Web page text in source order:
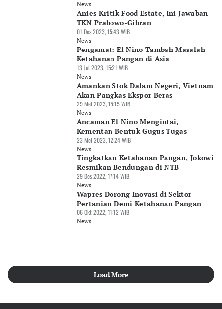
News
Anies Kritik Food Estate, Ini Jawaban
TKN Prabowo-Gibran
01 Des 2023, 15:43 WIB
News
Pengamat: El Nino Tambah Masalah
Ketahanan Pangan di Asia
13 Jul 2023, 15:21 WIB
News
Amankan Stok Dalam Negeri, Vietnam
Akan Pangkas Ekspor Beras
29 Mei 2023, 15:15 WIB
News
Ancaman El Nino Mengintai,
Kementan Bentuk Gugus Tugas
23 Mei 2023, 12:24 WIB
News
Tingkatkan Ketahanan Pangan, Jokowi
Resmikan Bendungan di NTB
29 Des 2022, 17:14 WIB
News
Wapres Dorong Inovasi di Sektor
Pertanian Demi Ketahanan Pangan
06 Okt 2022, 11:12 WIB
News
Load More